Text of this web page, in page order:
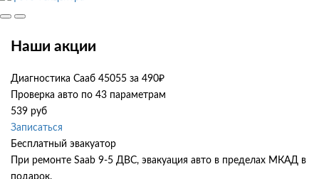
Наши акции
Диагностика Сааб 45055 за 490₽
Проверка авто по 43 параметрам
539 руб
Записаться
Бесплатный эвакуатор
При ремонте Saab 9-5 ДВС, эвакуация авто в пределах МКАД в
подарок.